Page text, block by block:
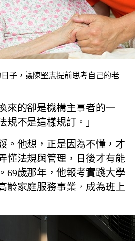
子，讓陳堅志提前思考自己的老
來的卻是機構主事者的一
規不是這樣規訂。」
。他想，正是因為不懂，才
懂法規與管理，日後才有能
69歲那年，他報考實踐大學
齡家庭服務事業，成為班上